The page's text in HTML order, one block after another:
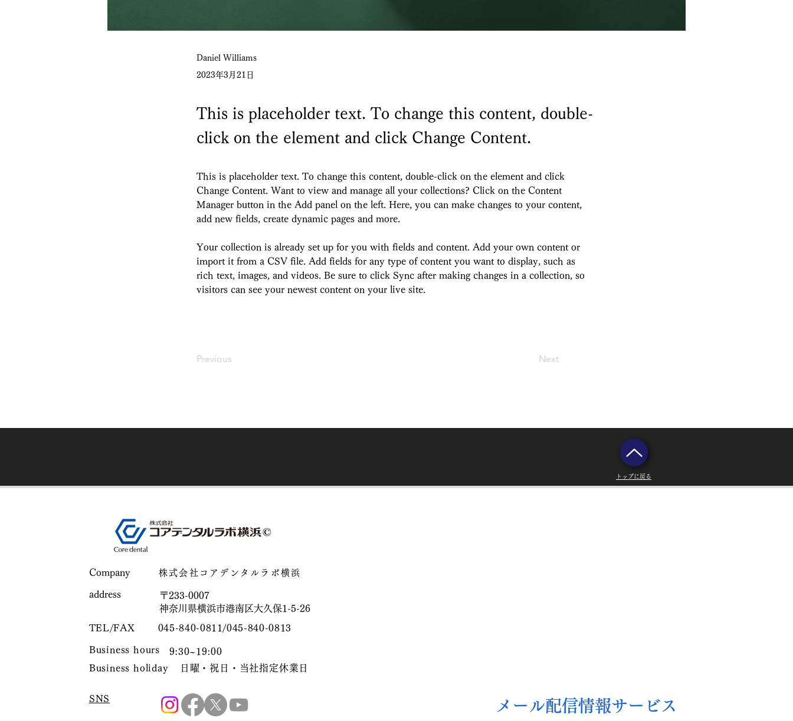
Daniel Williams
2023年3月21日
This is placeholder text. To change this content, double-
click on the element and click Change Content.
This is placeholder text. To change this content, double-click on the element and click
Change Content. Want to view and manage all your collections? Click on the Content
Manager button in the Add panel on the left. Here, you can make changes to your content,
add new fields, create dynamic pages and more.
Your collection is already set up for you with fields and content. Add your own content or
import it from a CSV file. Add fields for any type of content you want to display, such as
rich text, images, and videos. Be sure to click Sync after making changes in a collection, so
visitors can see your newest content on your live site.
Previous Next
トップに戻る
​Company 株式会社コアデンタルラボ横浜
​address
〒233-0007
神奈川県横浜市港南区大久保1-5-26
TEL/FAX 045-840-0811/045-840-0813
Business hours
9:30~19:00
Business holiday
日曜・祝日・当社指定休業日
SNS ​メール配信情報サービス